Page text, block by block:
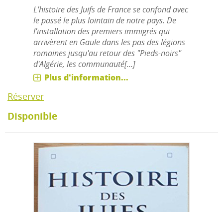
L'histoire des Juifs de France se confond avec
le passé le plus lointain de notre pays. De
l'installation des premiers immigrés qui
arrivèrent en Gaule dans les pas des légions
romaines jusqu'au retour des "Pieds-noirs"
d'Algérie, les communauté[...]
Plus d'information...
Réserver
Disponible